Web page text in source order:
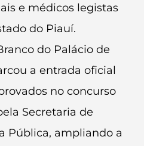
e médicos legistas
do Piauí.
do Palácio de
a entrada oficial
no concurso
Secretaria de
Pública, ampliando a